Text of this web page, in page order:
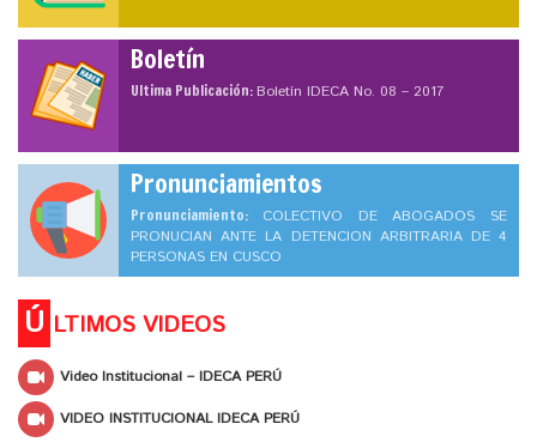
Boletín
Ultima Publicación:Boletín IDECA No. 08 – 2017
Pronunciamientos
Pronunciamiento: COLECTIVO DE ABOGADOS SE
PRONUCIAN ANTE LA DETENCION ARBITRARIA DE 4
PERSONAS EN CUSCO
Ú LTIMOS VIDEOS
Video Institucional – IDECA PERÚ
VIDEO INSTITUCIONAL IDECA PERÚ